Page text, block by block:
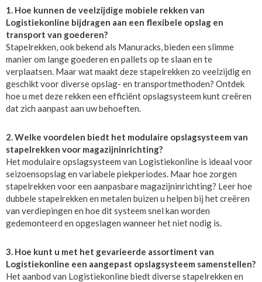
1. Hoe kunnen de veelzijdige mobiele rekken van
Logistiekonline bijdragen aan een flexibele opslag en
transport van goederen?
Stapelrekken, ook bekend als Manuracks, bieden een slimme
manier om lange goederen en pallets op te slaan en te
verplaatsen. Maar wat maakt deze stapelrekken zo veelzijdig en
geschikt voor diverse opslag- en transportmethoden? Ontdek
hoe u met deze rekken een efficiënt opslagsysteem kunt creëren
dat zich aanpast aan uw behoeften.
2. Welke voordelen biedt het modulaire opslagsysteem van
stapelrekken voor magazijninrichting?
Het modulaire opslagsysteem van Logistiekonline is ideaal voor
seizoensopslag en variabele piekperiodes. Maar hoe zorgen
stapelrekken voor een aanpasbare magazijninrichting? Leer hoe
dubbele stapelrekken en metalen buizen u helpen bij het creëren
van verdiepingen en hoe dit systeem snel kan worden
gedemonteerd en opgeslagen wanneer het niet nodig is.
3. Hoe kunt u met het gevarieerde assortiment van
Logistiekonline een aangepast opslagsysteem samenstellen?
Het aanbod van Logistiekonline biedt diverse stapelrekken en